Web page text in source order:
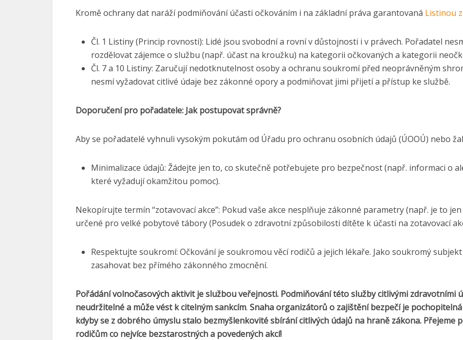
Kromě ochrany dat naráží podmiňování účasti očkováním i na základní práva garantovaná Listinou
Čl. 1 Listiny (Princip rovnosti): Lidé jsou svobodní a rovní v důstojnosti i v právech. Pořadatel
rozdělovat zájemce o službu (např. účast na kroužku) na kategorii očkovaných a kategorii
Čl. 7 a 10 Listiny: Zaručují nedotknutelnost osoby a ochranu soukromí před neoprávněným
nesmí vyžadovat citlivé údaje bez zákonné opory a podmiňovat jimi přijetí a přístup ke službě.
Doporučení pro pořadatele: Jak postupovat správně?
Aby se pořadatelé vyhnuli vysokým pokutám od Úřadu pro ochranu osobních údajů (ÚOOÚ) nebo
Minimalizace údajů: Žádejte jen to, co skutečně potřebujete pro bezpečnost (např. informaci o
které vyžadují okamžitou pomoc).
Nekopírujte termín “zotavovací akce”: Pokud vaše akce nesplňuje zákonné parametry (např. je to
určené pro velké pobytové tábory (Posudek o zdravotní způsobilosti dítěte k účasti na zotavovací
Respektujte soukromí: Očkování je soukromou věcí rodičů a jejich lékaře. Jako soukromý
zasahovat bez přímého zákonného zmocnění.
Pořádání volnočasových aktivit je službou veřejnosti. Podmiňování této služby citlivými zdravotními
neudržitelné a může vést k citelným sankcím. Snaha organizátorů o zajištění bezpečí je
kdyby se z dobrého úmyslu stalo bezmyšlenkovité sbírání citlivých údajů na hraně zákona. Přejeme
rodičům co nejvíce bezstarostných a povedených akcí!